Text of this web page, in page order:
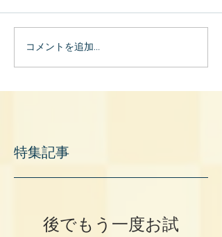
コメントを追加…
特集記事
後でもう一度お試